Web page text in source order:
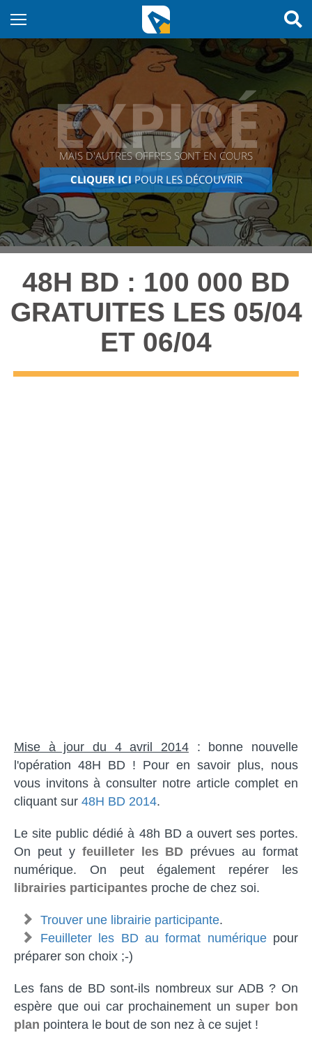
EXPIRÉ
MAIS D'AUTRES OFFRES SONT EN COURS
CLIQUER ICI POUR LES DÉCOUVRIR
48H BD : 100 000 BD
GRATUITES LES 05/04
ET 06/04
Mise à jour du 4 avril 2014 : bonne nouvelle
l'opération 48H BD ! Pour en savoir plus, nous
vous invitons à consulter notre article complet en
cliquant sur 48H BD 2014.
Le site public dédié à 48h BD a ouvert ses portes.
On peut y feuilleter les BD prévues au format
numérique. On peut également repérer les
librairies participantes proche de chez soi.
Trouver une librairie participante.
Feuilleter les BD au format numériquepour
préparer son choix ;-)
Les fans de BD sont-ils nombreux sur ADB ? On
espère que oui car prochainement un super bon
plan pointera le bout de son nez à ce sujet !